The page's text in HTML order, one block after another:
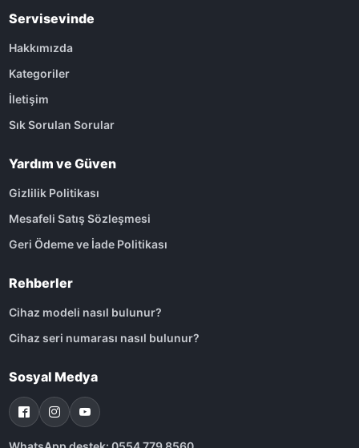
Servisevinde
Hakkımızda
Kategoriler
İletişim
Sık Sorulan Sorular
Yardım ve Güven
Gizlilik Politikası
Mesafeli Satış Sözleşmesi
Geri Ödeme ve İade Politikası
Rehberler
Cihaz modeli nasıl bulunur?
Cihaz seri numarası nasıl bulunur?
Sosyal Medya